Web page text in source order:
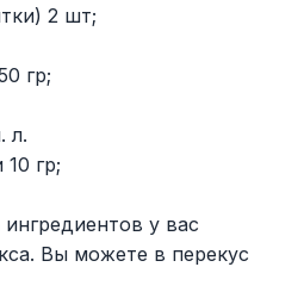
2 шт;
гр;
л.
гр;
у вас
Вы можете в перекус